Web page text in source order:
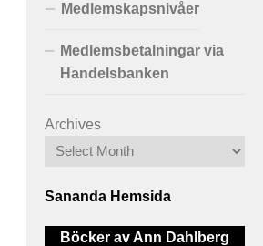
Medlemskapsnivåer
Medlemsbetalningar via
Handelsbanken
Archives
Sananda Hemsida
Böcker av Ann Dahlberg